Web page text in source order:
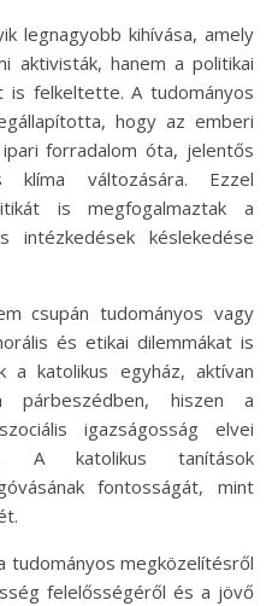
aktivisták, hanem a politikai
felkeltette. A tudományos
hogy az emberi
forradalom óta, jelentős
változására. Ezzel
is megfogalmaztak a
intézkedések késlekedése
csupán tudományos vagy
és etikai dilemmákat is
a katolikus egyház, aktívan
hiszen a
igazságosság elvei
A katolikus tanítások
fontosságát, mint
tudományos megközelítésről
felelősségéről és a jövő